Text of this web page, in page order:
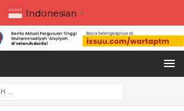
Indonesian ▼